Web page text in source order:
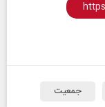
جمعیت